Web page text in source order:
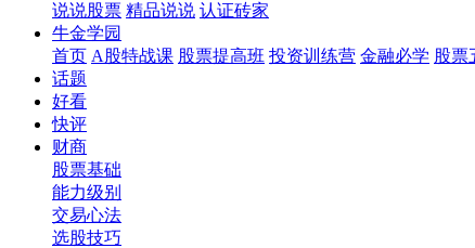
说说股票 精品说说 认证砖家
牛金学园
首页 A股特战课 股票提高班 投资训练营 金融必学 股票
话题
好看
快评
财商
股票基础
能力级别
交易心法
选股技巧